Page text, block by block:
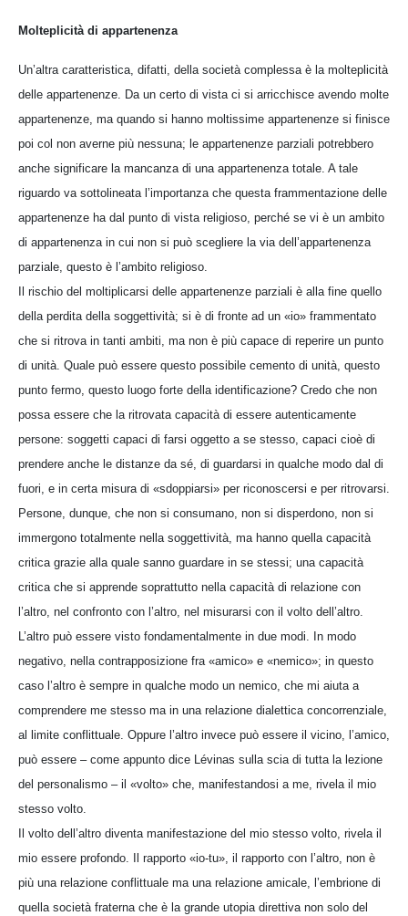
Molteplicità di appartenenza
Un’altra caratteristica, difatti, della società complessa è la molteplicità
delle appartenenze. Da un certo di vista ci si arricchisce avendo molte
appartenenze, ma quando si hanno moltissime appartenenze si finisce
poi col non averne più nessuna; le appartenenze parziali potrebbero
anche significare la mancanza di una appartenenza totale. A tale
riguardo va sottolineata l’importanza che questa frammentazione delle
appartenenze ha dal punto di vista religioso, perché se vi è un ambito
di appartenenza in cui non si può scegliere la via dell’appartenenza
parziale, questo è l’ambito religioso.
Il rischio del moltiplicarsi delle appartenenze parziali è alla fine quello
della perdita della soggettività; si è di fronte ad un «io» frammentato
che si ritrova in tanti ambiti, ma non è più capace di reperire un punto
di unità. Quale può essere questo possibile cemento di unità, questo
punto fermo, questo luogo forte della identificazione? Credo che non
possa essere che la ritrovata capacità di essere autenticamente
persone: soggetti capaci di farsi oggetto a se stesso, capaci cioè di
prendere anche le distanze da sé, di guardarsi in qualche modo dal di
fuori, e in certa misura di «sdoppiarsi» per riconoscersi e per ritrovarsi.
Persone, dunque, che non si consumano, non si disperdono, non si
immergono totalmente nella soggettività, ma hanno quella capacità
critica grazie alla quale sanno guardare in se stessi; una capacità
critica che si apprende soprattutto nella capacità di relazione con
l’altro, nel confronto con l’altro, nel misurarsi con il volto dell’altro.
L’altro può essere visto fondamentalmente in due modi. In modo
negativo, nella contrapposizione fra «amico» e «nemico»; in questo
caso l’altro è sempre in qualche modo un nemico, che mi aiuta a
comprendere me stesso ma in una relazione dialettica concorrenziale,
al limite conflittuale. Oppure l’altro invece può essere il vicino, l’amico,
può essere – come appunto dice Lévinas sulla scia di tutta la lezione
del personalismo – il «volto» che, manifestandosi a me, rivela il mio
stesso volto.
Il volto dell’altro diventa manifestazione del mio stesso volto, rivela il
mio essere profondo. Il rapporto «io-tu», il rapporto con l’altro, non è
più una relazione conflittuale ma una relazione amicale, l’embrione di
quella società fraterna che è la grande utopia direttiva non solo del